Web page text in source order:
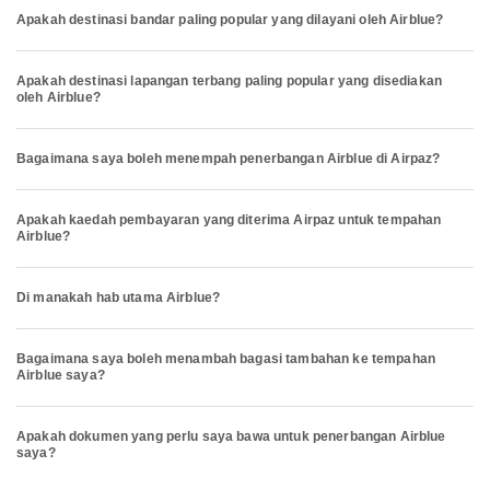
Apakah destinasi bandar paling popular yang dilayani oleh Airblue?
Apakah destinasi lapangan terbang paling popular yang disediakan
oleh Airblue?
Bagaimana saya boleh menempah penerbangan Airblue di Airpaz?
Apakah kaedah pembayaran yang diterima Airpaz untuk tempahan
Airblue?
Di manakah hab utama Airblue?
Bagaimana saya boleh menambah bagasi tambahan ke tempahan
Airblue saya?
Apakah dokumen yang perlu saya bawa untuk penerbangan Airblue
saya?